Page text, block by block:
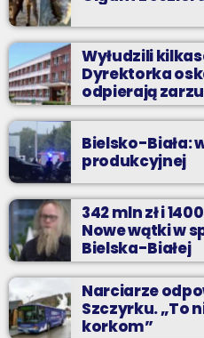
Wyłudzili
Dyrektorka
odpierają
Bielsko-Biała:
produkcyjnej
342 mln zł i
Nowe wątki w
Bielska-Białej
Narciarze
Szczyrku. „To
korkom”